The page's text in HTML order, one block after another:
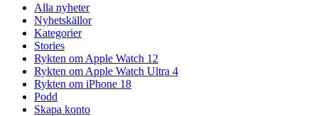
Alla nyheter
Nyhetskällor
Kategorier
Stories
Rykten om Apple Watch 12
Rykten om Apple Watch Ultra 4
Rykten om iPhone 18
Podd
Skapa konto